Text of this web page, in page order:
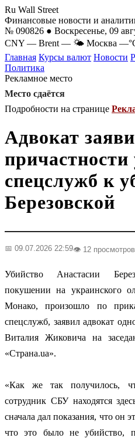
Ru Wall Street
Финансовые новости и
№ 090826 ● Воскресенье, 09
CNY — Brent — 🌤 Москва
Главная Курсы валют Новости
Политика
Рекламное место
Место сдаётся
Подробности на странице
Адвокат
спецслужб к
Березовской
📅 09.07.2026 22:59👁️ 12 просмотров
Убийство Анастасии
покушении на украинского
Монако, произошло по
спецслужб, заявил адвокат
Виталия Жиковича на
«Страна.ua».
«Как же так получилось,
сотрудник СБУ находятся
сначала дал показания, что он
что это было не убийство,